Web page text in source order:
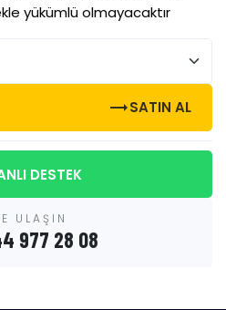
yükümlü olmayacaktır
trending_flatSATIN AL
DESTEK
ULAŞIN
977 28 08